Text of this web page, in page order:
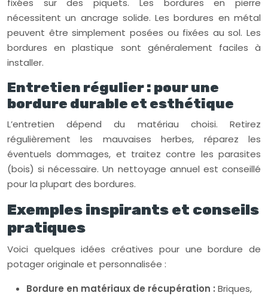
fixées sur des piquets. Les bordures en pierre
nécessitent un ancrage solide. Les bordures en métal
peuvent être simplement posées ou fixées au sol. Les
bordures en plastique sont généralement faciles à
installer.
Entretien régulier : pour une
bordure durable et esthétique
L’entretien dépend du matériau choisi. Retirez
régulièrement les mauvaises herbes, réparez les
éventuels dommages, et traitez contre les parasites
(bois) si nécessaire. Un nettoyage annuel est conseillé
pour la plupart des bordures.
Exemples inspirants et conseils
pratiques
Voici quelques idées créatives pour une bordure de
potager originale et personnalisée :
Bordure en matériaux de récupération : Briques,